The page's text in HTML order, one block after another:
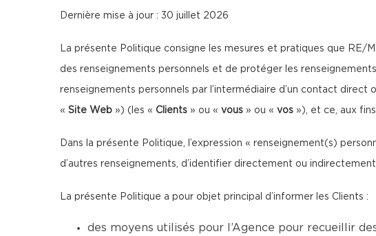
Dernière mise à jour : 30 juillet 2026
La présente Politique consigne les mesures et pratiques que RE/
des renseignements personnels et de protéger les
renseignements personnels par l’intermédiaire d’un contact
« Site Web ») (les « Clients » ou « vous » ou « vos »), et ce, aux
Dans la présente Politique, l’expression « renseignement(s)
d’autres renseignements, d’identifier directement ou
La présente Politique a pour objet principal d’informer les Clients :
des moyens utilisés pour l’Agence pour recueillir